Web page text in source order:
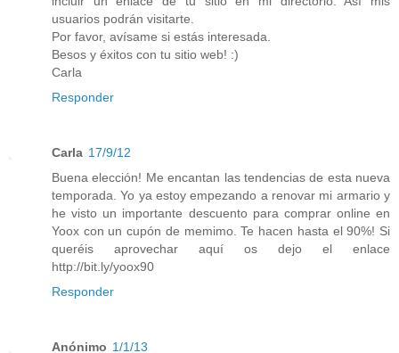
usuarios podrán visitarte.
Por favor, avísame si estás interesada.
Besos y éxitos con tu sitio web! :)
Carla
Responder
Carla 17/9/12
Buena elección! Me encantan las tendencias de esta nueva
temporada. Yo ya estoy empezando a renovar mi armario y
he visto un importante descuento para comprar online en
Yoox con un cupón de memimo. Te hacen hasta el 90%! Si
queréis aprovechar aquí os dejo el enlace
http://bit.ly/yoox90
Responder
Anónimo 1/1/13